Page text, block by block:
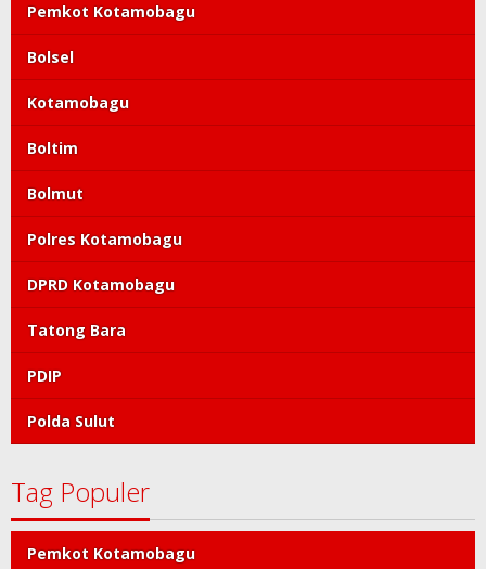
Pemkot Kotamobagu
Bolsel
Kotamobagu
Boltim
Bolmut
Polres Kotamobagu
DPRD Kotamobagu
Tatong Bara
PDIP
Polda Sulut
Tag Populer
Pemkot Kotamobagu